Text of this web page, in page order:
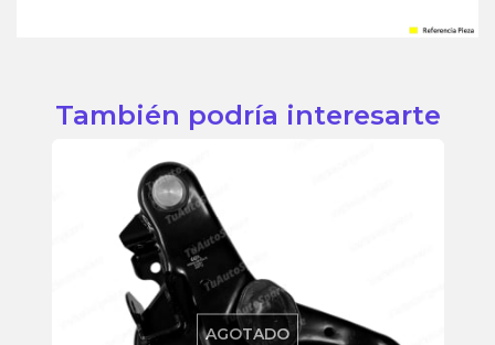
También podría interesarte
AGOTADO